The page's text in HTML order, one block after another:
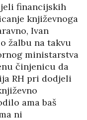
financijskih
književnoga
Ivan
žalbu na takvu
ministarstva
činjenicu da
RH pri dodjeli
ama baš
ni